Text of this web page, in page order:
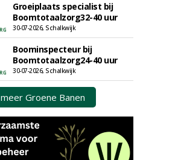
Groeiplaats specialist bij
Boomtotaalzorg32-40 uur
30-07-2026, Schalkwijk
Boominspecteur bij
Boomtotaalzorg24-40 uur
30-07-2026, Schalkwijk
meer Groene Banen